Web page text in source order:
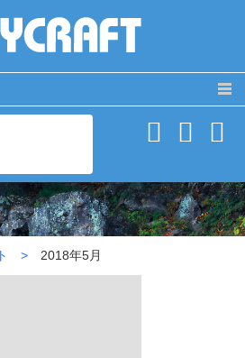
取扱説明書
MANUAL
MOVIE
お問い合わせ
CONTACT
ご利用案内 サイトマップ
年5月
2018年5月